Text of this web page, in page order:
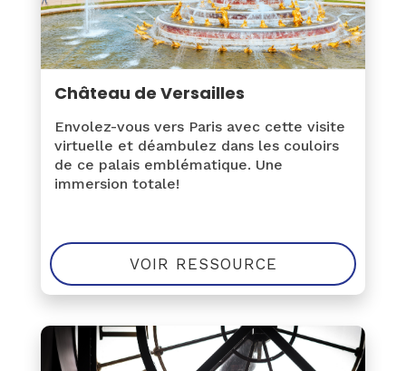
Château de Versailles
Envolez-vous vers Paris avec cette visite
virtuelle et déambulez dans les couloirs
de ce palais emblématique. Une
immersion totale!
VOIR RESSOURCE